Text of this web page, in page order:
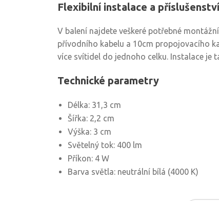
Flexibilní instalace a
V balení najdete veškeré potřebné
přívodního kabelu a 10cm propojovacího
více svítidel do jednoho celku. Instalace je
Technické parametry
Délka: 31,3 cm
Šířka: 2,2 cm
Výška: 3 cm
Světelný tok: 400 lm
Příkon: 4 W
Barva světla: neutrální bílá (4000 K)